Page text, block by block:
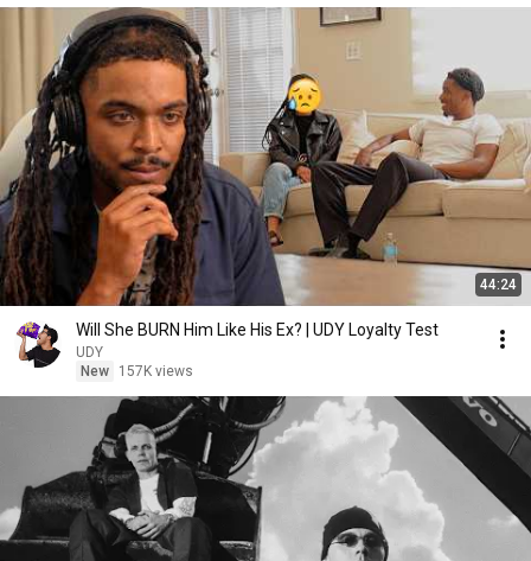
44:24
Will She BURN Him Like His Ex? | UDY Loyalty Test
UDY
New
157K views